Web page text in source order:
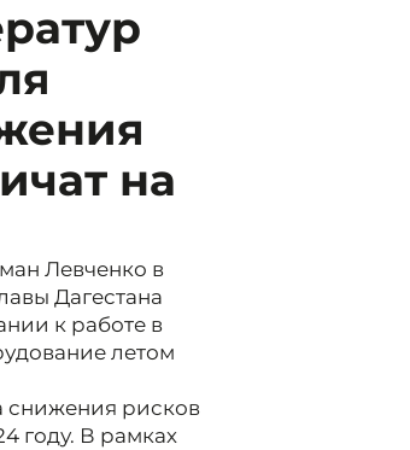
на
Левченко в
Дагестана
к работе в
летом
снижения рисков
году. В рамках